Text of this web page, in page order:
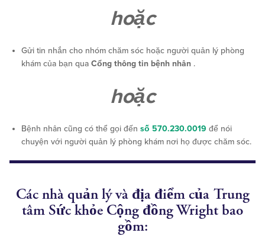
hoặc
Gửi tin nhắn cho nhóm chăm sóc hoặc người quản lý phòng
khám của bạn qua Cổng thông tin bệnh nhân .
hoặc
Bệnh nhân cũng có thể gọi đến số 570.230.0019 để nói
chuyện với người quản lý phòng khám nơi họ được chăm sóc.
Các nhà quản lý và địa điểm của Trung
tâm Sức khỏe Cộng đồng Wright bao
gồm: